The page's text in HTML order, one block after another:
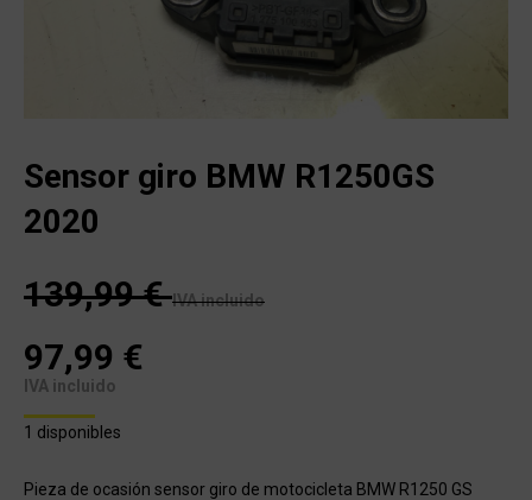
Sensor giro BMW R1250GS
2020
139,99€ IVA incluido
97,99 €
IVA incluido
1 disponibles
Pieza de ocasión sensor giro de motocicleta BMW R1250 GS